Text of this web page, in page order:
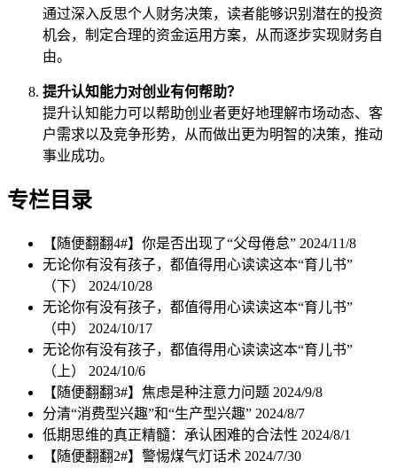
通过深入反思个人财务决策，读者能够识别潜在的投资
机会，制定合理的资金运用方案，从而逐步实现财务自
由。
提升认知能力对创业有何帮助？
提升认知能力可以帮助创业者更好地理解市场动态、客
户需求以及竞争形势，从而做出更为明智的决策，推动
事业成功。
专栏目录
【随便翻翻4#】你是否出现了“父母倦怠” 2024/11/8
无论你有没有孩子，都值得用心读读这本“育儿书”
（下） 2024/10/28
无论你有没有孩子，都值得用心读读这本“育儿书”
（中） 2024/10/17
无论你有没有孩子，都值得用心读读这本“育儿书”
（上） 2024/10/6
【随便翻翻3#】焦虑是种注意力问题 2024/9/8
分清“消费型兴趣”和“生产型兴趣” 2024/8/7
低期思维的真正精髓：承认困难的合法性 2024/8/1
【随便翻翻2#】警惕煤气灯话术 2024/7/30